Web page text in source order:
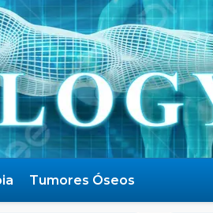
Tumores Óseos